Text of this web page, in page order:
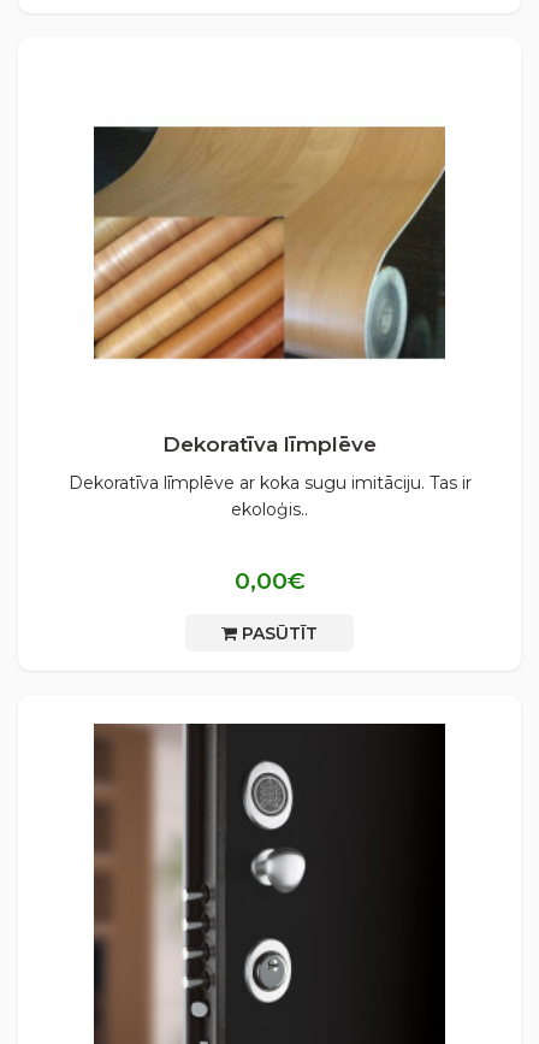
Dekoratīva līmplēve
Dekoratīva līmplēve ar koka sugu imitāciju. Tas ir
ekoloģis..
0,00€
PASŪTĪT